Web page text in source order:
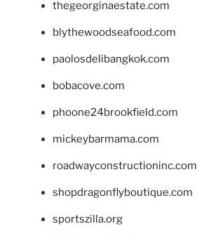
thegeorginaestate.com
blythewoodseafood.com
paolosdelibangkok.com
bobacove.com
phoone24brookfield.com
mickeybarmama.com
roadwayconstructioninc.com
shopdragonflyboutique.com
sportszilla.org